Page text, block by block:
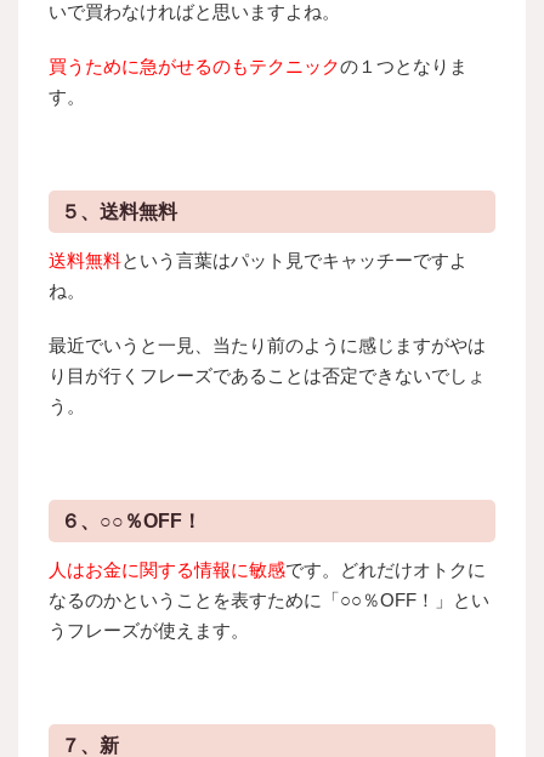
いで買わなければと思いますよね。
買うために急がせるのもテクニックの１つとなりま
す。
５、送料無料
送料無料という言葉はパット見でキャッチーですよ
ね。
最近でいうと一見、当たり前のように感じますがやは
り目が行くフレーズであることは否定できないでしょ
う。
６、○○％OFF！
人はお金に関する情報に敏感です。どれだけオトクに
なるのかということを表すために「○○％OFF！」とい
うフレーズが使えます。
７、新